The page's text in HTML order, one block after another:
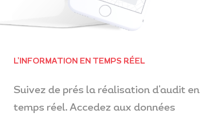
L'INFORMATION EN TEMPS RÉEL
Suivez de prés la réalisation d'audit en
temps réel. Accedez aux données